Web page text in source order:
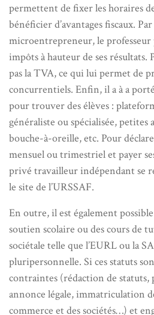
permettent de fixer les horaires
bénéficier d’avantages fiscaux.
microentrepreneur, le professeur
impôts à hauteur de ses résultats.
pas la TVA, ce qui lui permet de
concurrentiels. Enfin, il a à a
pour trouver des élèves :
généraliste ou spécialisée, petites
bouche-à-oreille, etc. Pour
mensuel ou trimestriel et payer
privé travailleur indépendant se
le site de l’URSSAF.
En outre, il est également
soutien scolaire ou des cours de
sociétale telle que l’EURL ou la
pluripersonnelle. Si ces statuts
contraintes (rédaction de statuts,
annonce légale, immatriculation
commerce et des sociétés…) et